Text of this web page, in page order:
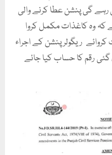
رہے گی پنشن عطا کرنے والی
ہے کہ وہ کاغذات مکمل کروا
ریگولر پنشن کے اجراء
رقم کا حساب کیا جائے